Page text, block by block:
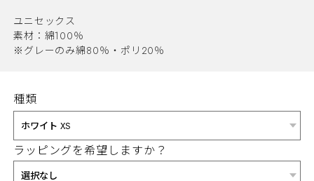
ユニセックス
素材：綿100％
※グレーのみ綿80％・ポリ20％
種類
ラッピングを希望しますか？